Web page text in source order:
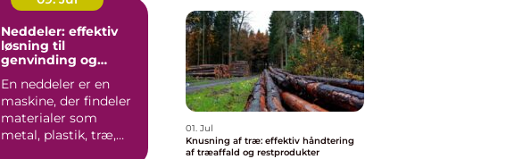
Neddeler: effektiv
løsning til
genvinding og
En neddeler er en
maskine, der findeler
materialer som
metal, plastik, træ,
01. Jul
Knusning af træ: effektiv håndtering
af træaffald og restprodukter